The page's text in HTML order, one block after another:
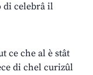
di celebrâ il
ce che al è stât
di chel curizûl